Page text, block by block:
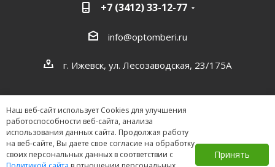
Наш веб-сайт использует Cookies для улучшения
работоспособности веб-сайта, анализа
использования данных сайта. Продолжая работу
на веб-сайте, Вы даете свое согласие на обработку
своих персональных данных в соответствии с
Принять
+7 (3412) 33-12-77
info@optomberi.ru
г. Ижевск, ул. Лесозаводская, 23/175А
2026 ©